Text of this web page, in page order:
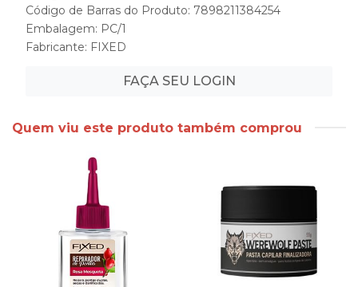
Código de Barras do Produto: 7898211384254
Embalagem: PC/1
Fabricante: FIXED
FAÇA SEU LOGIN
Quem viu este produto também comprou